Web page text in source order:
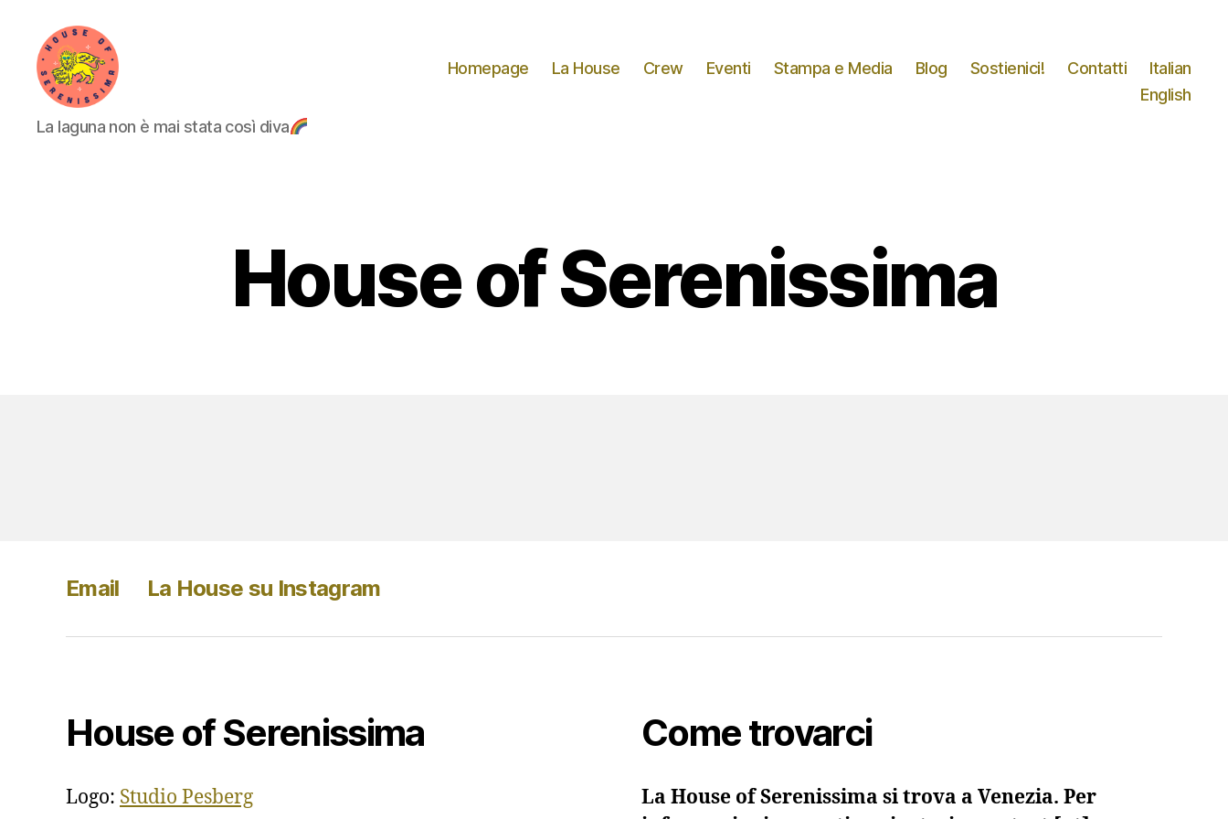
House
of
La laguna non è mai stata così diva
Homepage La House Crew Eventi Stampa e Media Blog Sostienici! Contatti
Italian
English
House of Serenissima
Email La House su Instagram
House of Serenissima
Logo: Studio Pesberg
Come trovarci
La House of Serenissima si trova a Venezia. Per